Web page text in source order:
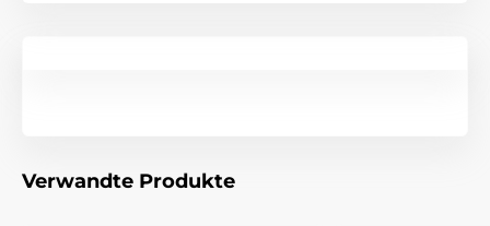
Verwandte Produkte